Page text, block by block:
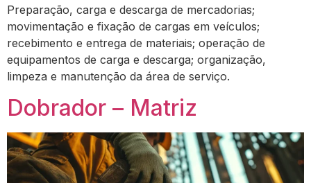
Preparação, carga e descarga de mercadorias;
movimentação e fixação de cargas em veículos;
recebimento e entrega de materiais; operação de
equipamentos de carga e descarga; organização,
limpeza e manutenção da área de serviço.
Dobrador – Matriz